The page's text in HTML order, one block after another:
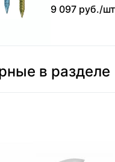
9 097 руб./шт
в разделе